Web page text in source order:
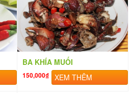
BA KHÍA MUỐI
150,000₫ XEM THÊM